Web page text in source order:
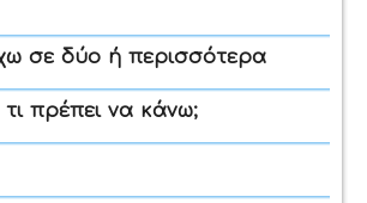
σε δύο ή περισσότερα
τι πρέπει να κάνω;